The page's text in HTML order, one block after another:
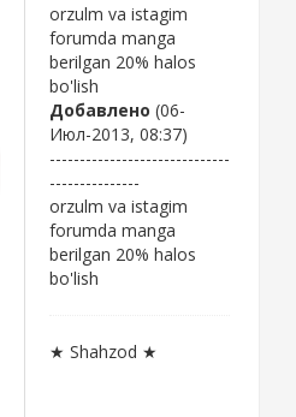
orzulm va istagim
forumda manga
berilgan 20% halos
bo'lish
Добавлено (06-
Июл-2013, 08:37)
------------------------------
---------------
orzulm va istagim
forumda manga
berilgan 20% halos
bo'lish
★ Shahzod ★